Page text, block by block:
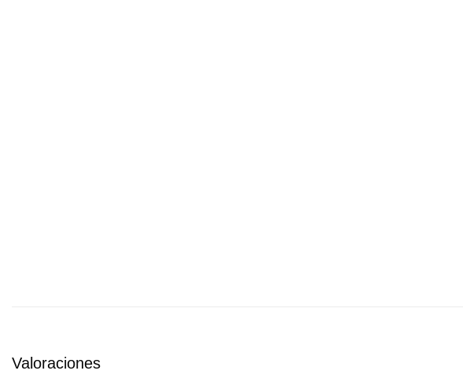
Valoraciones